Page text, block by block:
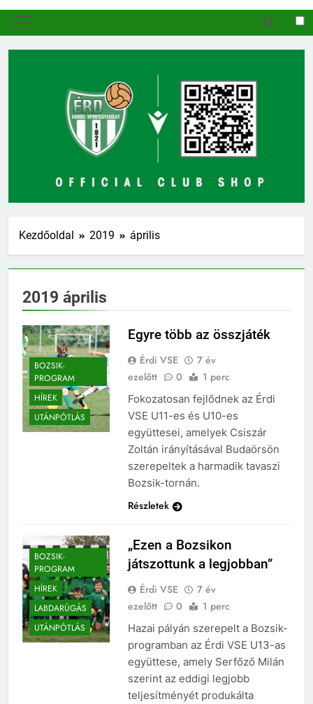
Kezdőoldal 2019 április
2019 április
BOZSIK-
PROGRAM
HÍREK
UTÁNPÓTLÁS
Egyre több az összjáték
Érdi VSE
7 év
ezelőtt
0 1 perc
Fokozatosan fejlődnek az Érdi
VSE U11-es és U10-es
együttesei, amelyek Csiszár
Zoltán irányításával Budaörsön
szerepeltek a harmadik tavaszi
Bozsik-tornán.
Részletek
BOZSIK-
PROGRAM
HÍREK
LABDARÚGÁS
UTÁNPÓTLÁS
„Ezen a Bozsikon
játszottunk a legjobban”
Érdi VSE
7 év
ezelőtt
0 1 perc
Hazai pályán szerepelt a Bozsik-
programban az Érdi VSE U13-as
együttese, amely Serfőző Milán
szerint az eddigi legjobb
teljesítményét produkálta